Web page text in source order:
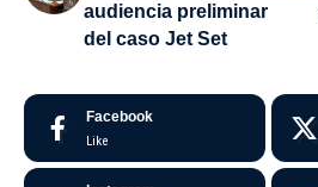
audiencia preliminar
del caso Jet Set
Facebook
Like